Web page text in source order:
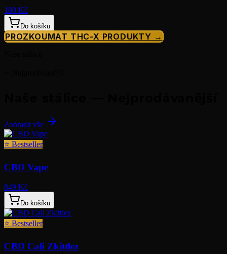
180 Kč
Do košíku
PROZKOUMAT THC-X PRODUKTY →
Zobrazit vše
⭐ Bestseller
CBD Vape
849 Kč
Do košíku
⭐ Bestseller
CBD Cali Zkittlez